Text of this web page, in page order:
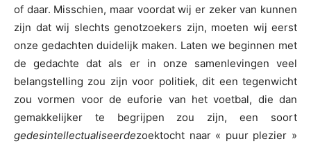
of daar. Misschien, maar voordat wij er zeker van kunnen
zijn dat wij slechts genotzoekers zijn, moeten wij eerst
onze gedachten duidelijk maken. Laten we beginnen met
de gedachte dat als er in onze samenlevingen veel
belangstelling zou zijn voor politiek, dit een tegenwicht
zou vormen voor de euforie van het voetbal, die dan
gemakkelijker te begrijpen zou zijn, een soort
gedesintellectualiseerdezoektocht naar « puur plezier »